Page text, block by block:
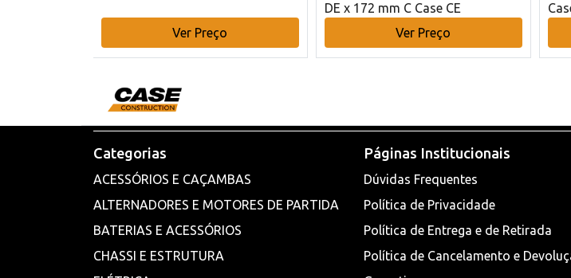
Ver Preço
DE x 172 mm C Case CE
Ver Preço
Categorias
ACESSÓRIOS E CAÇAMBAS
ALTERNADORES E MOTORES DE PARTIDA
BATERIAS E ACESSÓRIOS
CHASSI E ESTRUTURA
Páginas Institucionais
Dúvidas Frequentes
Política de Privacidade
Política de Entrega e de Retirada
Política de Cancelamento e